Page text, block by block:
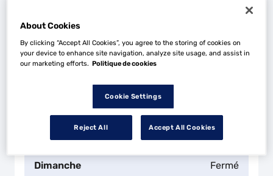
Mercredi 08:30 - 12:0014:00 - 18:00
08:30 - 12:00
Dimanche Fermé
About Cookies
By clicking “Accept All Cookies”, you agree to the storing of cookies on
your device to enhance site navigation, analyze site usage, and assist in
our marketing efforts. Politique de cookies
Cookie Settings
Reject All Accept All Cookies